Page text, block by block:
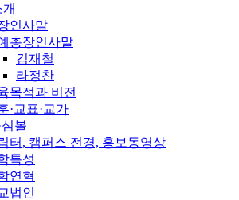
인사말
총장인사말
김재철
라정찬
목적과 비전
·교표·교가
심볼
터, 캠퍼스 전경, 홍보동영상
특성
연혁
법인